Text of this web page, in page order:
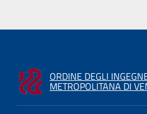
ORDINE DEGLI
METROPOLITANA DI